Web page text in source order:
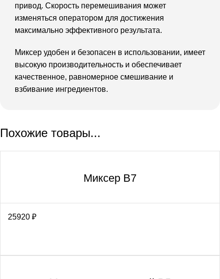
привод. Скорость перемешивания может
изменяться оператором для достижения
максимально эффективного результата.
Миксер удобен и безопасен в использовании, имеет
высокую производительность и обеспечивает
качественное, равномерное смешивание и
взбивание ингредиентов.
Похожие товары...
Миксер В7
25920 ₽